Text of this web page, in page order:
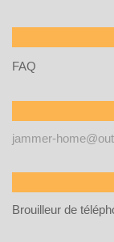
FAQ
jammer-
Brouilleur de